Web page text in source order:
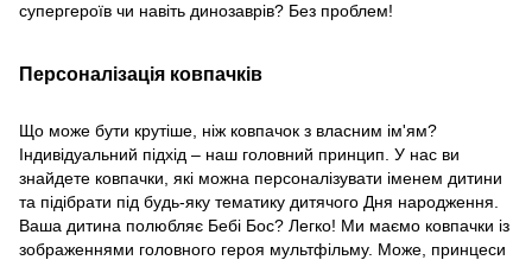
супергероїв чи навіть динозаврів? Без проблем!
Персоналізація ковпачків
Що може бути крутіше, ніж ковпачок з власним ім'ям?
Індивідуальний підхід – наш головний принцип. У нас ви
знайдете ковпачки, які можна персоналізувати іменем дитини
та підібрати під будь-яку тематику дитячого Дня народження.
Ваша дитина полюбляє Бебі Бос? Легко! Ми маємо ковпачки із
зображеннями головного героя мультфільму. Може, принцеси